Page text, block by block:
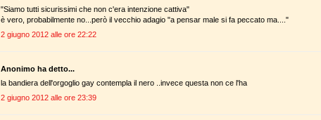
"Siamo tutti sicurissimi che non c'era intenzione cattiva"
è vero, probabilmente no...però il vecchio adagio "a pensar male si fa peccato ma...."
2 giugno 2012 alle ore 22:22
Anonimo ha detto...
la bandiera dell'orgoglio gay contempla il nero ..invece questa non ce l'ha
2 giugno 2012 alle ore 23:39